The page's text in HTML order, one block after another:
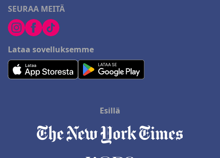
SEURAA MEITÄ
Lataa sovelluksemme
Esillä